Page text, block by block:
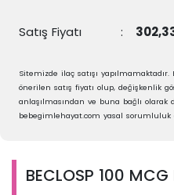
Satış Fiyatı :
Sitemizde ilaç satışı
önerilen satış fiyatı olup, değişkenlik
anlaşılmasından ve buna bağlı olarak
bebegimlehayat.com yasal sorumluluk
BECLOSP 100 MCG